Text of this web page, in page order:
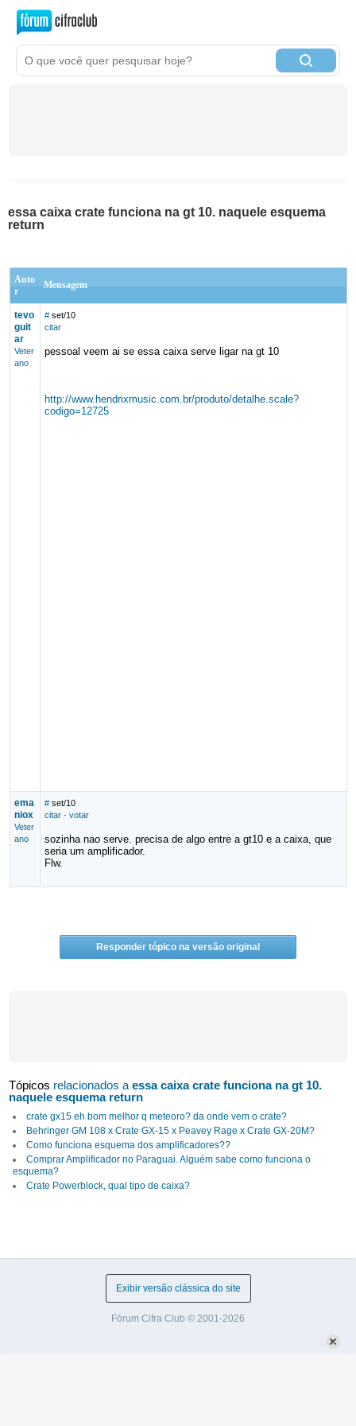
essa caixa crate funciona na gt 10. naquele esquema
return
Auto
r
Mensagem
tevo
guit
ar
Veter
ano
# set/10
citar
pessoal veem ai se essa caixa serve ligar na gt 10
http://www.hendrixmusic.com.br/produto/detalhe.scale?
codigo=12725
ema
niox
Veter
ano
# set/10
citar· votar
sozinha nao serve. precisa de algo entre a gt10 e a caixa, que
seria um amplificador.
Flw.
Responder tópico na versão original
Tópicos relacionados aessa caixa crate funciona na gt 10.
naquele esquema return
crate gx15 eh bom melhor q meteoro? da onde vem o crate?
Behringer GM 108 x Crate GX-15 x Peavey Rage x Crate GX-20M?
Como funciona esquema dos amplificadores??
Comprar Amplificador no Paraguai. Alguém sabe como funciona o
esquema?
Crate Powerblock, qual tipo de caixa?
Exibir versão clássica do site
Fórum Cifra Club © 2001-2026